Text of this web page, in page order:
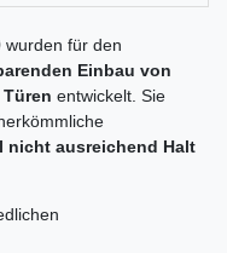
wurden für den
Einbau von
entwickelt. Sie
nicht ausreichend Halt